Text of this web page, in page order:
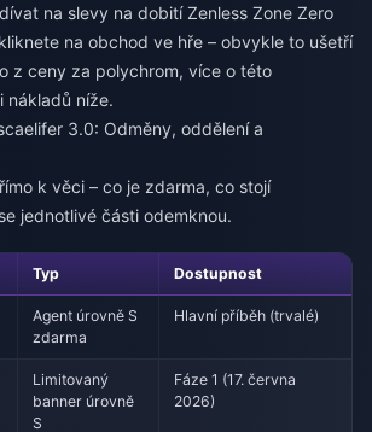
na slevy na dobití Zenless Zone Zero
na obchod ve hře – obvykle to ušetří
z ceny za polychrom, více o této
nákladů níže.
3.0: Odměny, oddělení a
k věci – co je zdarma, co stojí
jednotlivé části odemknou.
Typ Dostupnost
Agent úrovně S
zdarma
Hlavní příběh (trvalé)
Limitovaný
banner úrovně
S
Fáze 1 (17. června
2026)